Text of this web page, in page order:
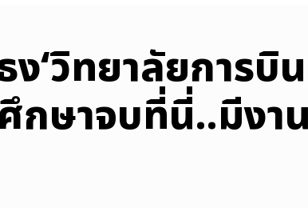
ง‘วิทยาลัยการบิ
กษาจบที่นี่..มีงา